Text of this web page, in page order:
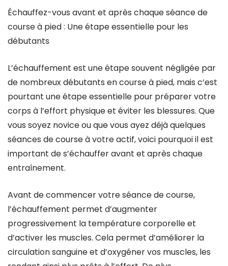
Échauffez-vous avant et après chaque séance de
course à pied : Une étape essentielle pour les
débutants
L’échauffement est une étape souvent négligée par
de nombreux débutants en course à pied, mais c’est
pourtant une étape essentielle pour préparer votre
corps à l’effort physique et éviter les blessures. Que
vous soyez novice ou que vous ayez déjà quelques
séances de course à votre actif, voici pourquoi il est
important de s’échauffer avant et après chaque
entraînement.
Avant de commencer votre séance de course,
l’échauffement permet d’augmenter
progressivement la température corporelle et
d’activer les muscles. Cela permet d’améliorer la
circulation sanguine et d’oxygéner vos muscles, les